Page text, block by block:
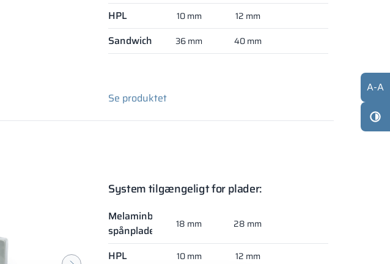
HPL 10 mm 12 mm
Sandwich 36 mm 40 mm
Se produktet
System tilgængeligt for plader:
Melaminbelagt
spånplade
18 mm 28 mm
HPL 10 mm 12 mm
A-A